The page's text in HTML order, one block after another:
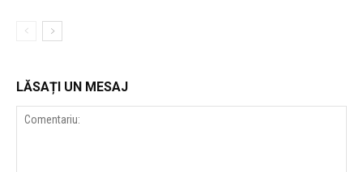
LĂSAȚI UN MESAJ